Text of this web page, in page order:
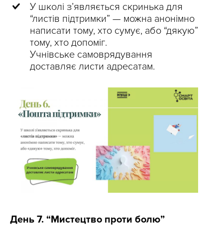
У школі з’являється скринька для
“листів підтримки” — можна анонімно
написати тому, хто сумує, або “дякую”
тому, хто допоміг.
Учнівське самоврядування
доставляє листи адресатам.
День 7. “Мистецтво проти болю”